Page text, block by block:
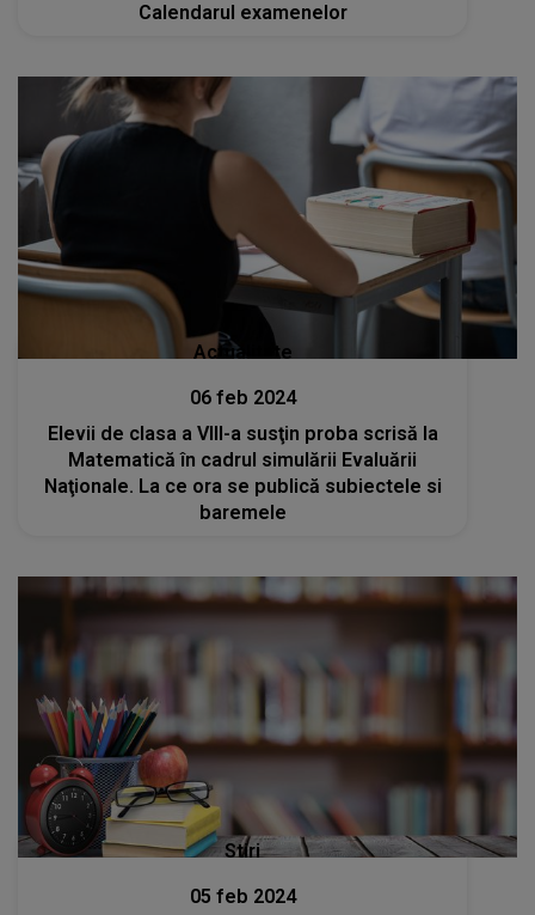
Calendarul examenelor
Actualitate
06 feb 2024
Elevii de clasa a VIII-a susţin proba scrisă la
Matematică în cadrul simulării Evaluării
Naţionale. La ce ora se publică subiectele si
baremele
Stiri
05 feb 2024